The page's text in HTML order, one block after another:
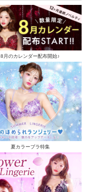
8月のカレンダー配布開始♪
夏カラーブラ特集